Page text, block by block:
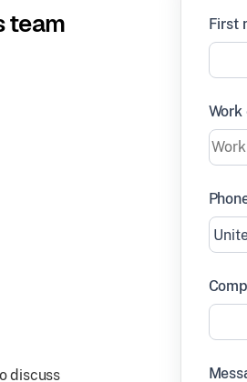
team
discuss
First
Work